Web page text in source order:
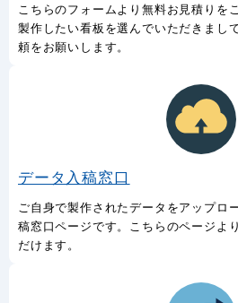
こちらのフォームより無料お見積りを
製作したい看板を選んでいただきまし
頼をお願いします。
データ入稿窓口
ご自身で製作されたデータをアップロ
稿窓口ページです。こちらのページよ
だけます。